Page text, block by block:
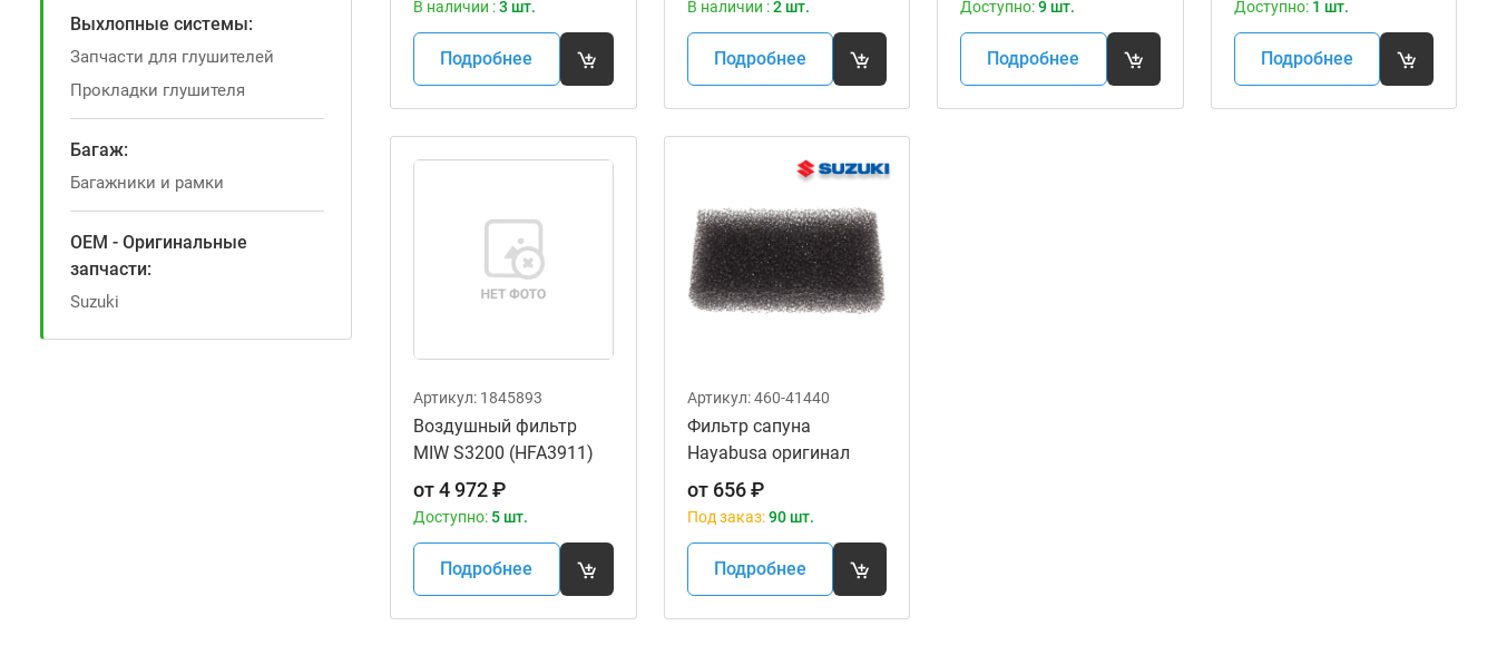
Выхлопные системы:
Запчасти для глушителей
Прокладки глушителя
Багаж:
Багажники и рамки
OEM - Оригинальные
запчасти:
Suzuki
В наличии :3 шт.
Подробнее
В наличии :2 шт.
Подробнее
'08-15
Доступно:9 шт.
Подробнее
'08-19
Доступно: 1 шт.
Подробнее
Артикул: 1845893
Воздушный фильтр
MIW S3200 (HFA3911)
от4 972₽
Доступно: 5 шт.
Подробнее
Артикул:460-41440
Фильтр сапуна
Hayabusa оригинал
Suzuki 13788-15H00
от 656₽
Под заказ:90 шт.
Подробнее